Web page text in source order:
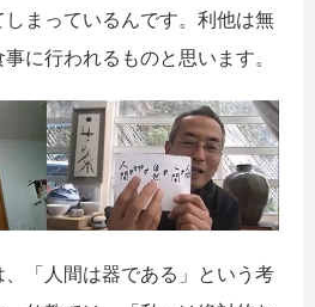
まっているんです。利他は無
に行われるものと思います。
「人間は器である」という考